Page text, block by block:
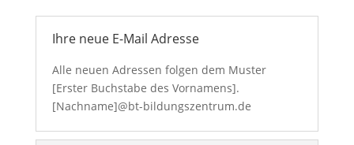
Ihre neue E-Mail Adresse
Alle neuen Adressen folgen dem Muster
[Erster Buchstabe des Vornamens].
[Nachname]@bt-bildungszentrum.de